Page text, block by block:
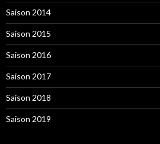
Saison 2014
Saison 2015
Saison 2016
Saison 2017
Saison 2018
Saison 2019